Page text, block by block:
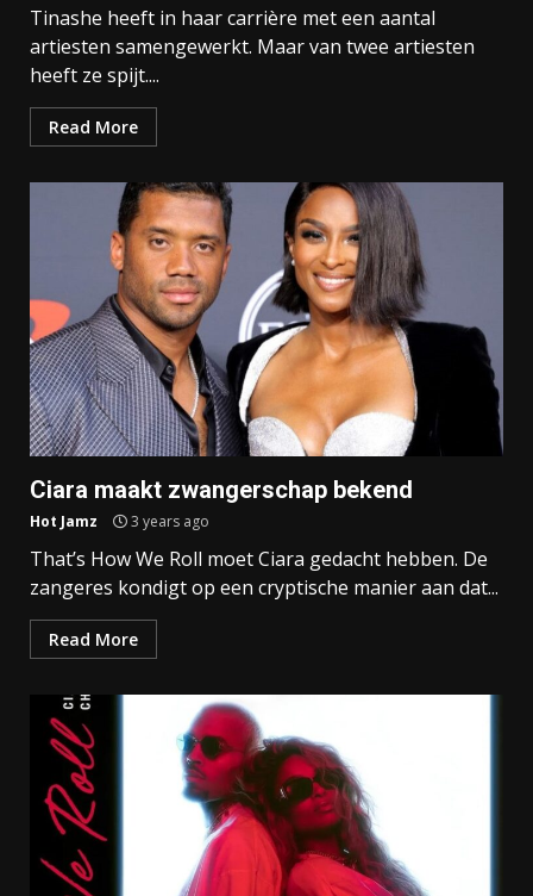
Tinashe heeft in haar carrière met een aantal
artiesten samengewerkt. Maar van twee artiesten
heeft ze spijt....
Read More
Ciara maakt zwangerschap bekend
Hot Jamz 3 years ago
That’s How We Roll moet Ciara gedacht hebben. De
zangeres kondigt op een cryptische manier aan dat...
Read More